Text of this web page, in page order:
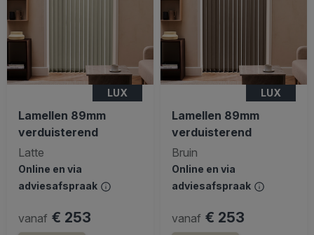
LUX
Lamellen 89mm
verduisterend
Latte
Online en via
adviesafspraak
vanaf € 253
LUX
Lamellen 89mm
verduisterend
Bruin
Online en via
adviesafspraak
vanaf € 253